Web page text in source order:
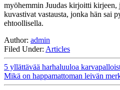
myöhemmin Juudas kirjoitti kirjeen,
kuvastivat vastausta, jonka hän sai
ehtoollisella.
Author: admin
Filed Under: Articles
5 yllättävää harhaluuloa
Mikä on happamattoman leivän